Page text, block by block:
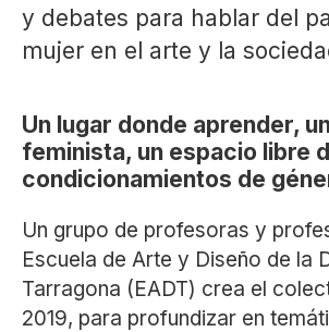
y debates para hablar del
mujer en el arte y la
Un lugar donde aprender,
feminista, un espacio libre
condicionamientos de
Un grupo de profesoras y
Escuela de Arte y Diseño de la
Tarragona (EADT) crea el
2019, para profundizar en